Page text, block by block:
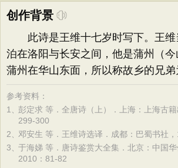
创作背景
此诗是王维十七岁时写下。王维
泊在洛阳与长安之间，他是蒲州（今
蒲州在华山东面，所以称故乡的兄弟
参考资料：
1、彭定求 等．全唐诗（上）．上海：上海古籍
299-300
2、邓安生 等．王维诗选译．成都：巴蜀书社
3、于海娣 等．唐诗鉴赏大全集．北京：中国华
2010：81-82